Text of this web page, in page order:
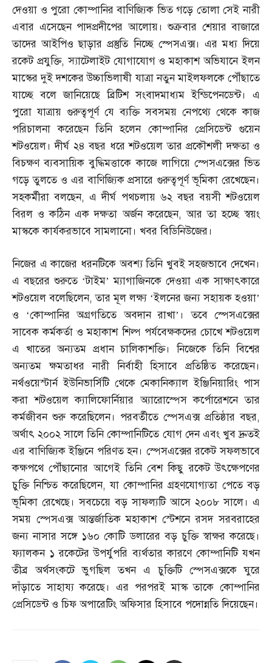
দেওয়া ও পুরো কোম্পানির বাণিজ্যিক ভিত গড়ে তোলা সেই নারী
এবার এসেছেন পাদপ্রদীপের আলোয়। শুক্রবার শেয়ার বাজারে
তাদের আইপিও ছাড়ার প্রস্তুতি নিচ্ছে স্পেসএক্স। এর মধ্য দিয়ে
রকেট প্রযুক্তি,স্যাটেলাইট যোগাযোগ ও মহাকাশ অভিযানে ইলন
মাস্কের দুই দশকের উচ্চাভিলাষী যাত্রা নতুন মাইলফলকে পৌঁছাতে
যাচ্ছে বলে জানিয়েছে ব্রিটিশ সংবাদমাধ্যম ইন্ডিপেনডেন্ট। এ
পুরো যাত্রায় গুরুত্বপূর্ণ যে ব্যক্তি সবসময় নেপথ্যে থেকে কাজ
পরিচালনা করেছেন তিনি হলেন কোম্পানির প্রেসিডেন্ট গুয়েন
শটওয়েল। দীর্ঘ ২৪ বছর ধরে শটওয়েল তার প্রকৌশলী দক্ষতা ও
বিচক্ষণ ব্যবসায়িক বুদ্ধিমত্তাকে কাজে লাগিয়ে স্পেসএক্সের ভিত
গড়ে তুলতে ও এর বাণিজ্যিক প্রসারে গুরুত্বপূর্ণ ভূমিকা রেখেছেন।
সহকর্মীরা বলছেন,এ দীর্ঘ পথচলায় ৬২ বছর বয়সী শটওয়েল
বিরল ও কঠিন এক দক্ষতা অর্জন করেছেন,আর তা হচ্ছে স্বয়ং
মাস্ককে কার্যকরভাবে সামলানো। খবর বিডিনিউজের।
নিজের এ কাজের ধরনটিকে অবশ্য তিনি খুবই সহজভাবে দেখেন।
এ বছরের শুরুতে ‘টাইম’ ম্যাগাজিনকে দেওয়া এক সাক্ষাৎকারে
শটওয়েল বলেছিলেন,তার মূল লক্ষ্য ‘ইলনের জন্য সহায়ক হওয়া’
ও ‘কোম্পানির অগ্রগতিতে অবদান রাখা’। তবে স্পেসএক্সের
সাবেক কর্মকর্তা ও মহাকাশ শিল্প পর্যবেক্ষকদের চোখে শটওয়েল
এ খাতের অন্যতম প্রধান চালিকাশক্তি। নিজেকে তিনি বিশ্বের
অন্যতম ক্ষমতাধর নারী নির্বাহী হিসাবে প্রতিষ্ঠিত করেছেন।
নর্থওয়েস্টার্ন ইউনিভার্সিটি থেকে মেকানিক্যাল ইঞ্জিনিয়ারিং পাস
করা শটওয়েল ক্যালিফোর্নিয়ার অ্যারোস্পেস কর্পোরেশনে তার
কর্মজীবন শুরু করেছিলেন। পরবর্তীতে স্পেসএক্স প্রতিষ্ঠার বছর,
অর্থাৎ ২০০২ সালে তিনি কোম্পানিটিতে যোগ দেন এবং খুব দ্রুতই
এর বাণিজ্যিক ইঞ্জিনে পরিণত হন। স্পেসএক্সের রকেট সফলভাবে
কক্ষপথে পৌঁছানোর আগেই তিনি বেশ কিছু রকেট উৎক্ষেপণের
চুক্তি নিশ্চিত করেছিলেন,যা কোম্পানির গ্রহণযোগ্যতা পেতে বড়
ভূমিকা রেখেছে। সবচেয়ে বড় সাফল্যটি আসে ২০০৮ সালে। এ
সময় স্পেসএক্স আন্তর্জাতিক মহাকাশ স্টেশনে রসদ সরবরাহের
জন্য নাসার সঙ্গে ১৬০ কোটি ডলারের বড় চুক্তি স্বাক্ষর করেছে।
ফ্যালকন ১ রকেটের উপর্যুপরি ব্যর্থতার কারণে কোম্পানিটি যখন
তীব্র অর্থসংকটে ভুগছিল তখন এ চুক্তিটি স্পেসএক্সকে ঘুরে
দাঁড়াতে সাহায্য করেছে। এর পরপরই মাস্ক তাকে কোম্পানির
প্রেসিডেন্ট ও চিফ অপারেটিং অফিসার হিসাবে পদোন্নতি দিয়েছেন।